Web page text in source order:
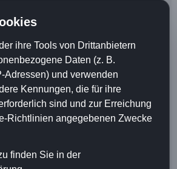
- 17:00
- 17:00
- 17:00
- 17:00
ihre Tools von Drittanbietern
Daten (z. B.
Adressen) und verwenden
Kennungen, die für ihre
sind und zur Erreichung
Richtlinien angegebenen Zwecke
finden Sie in der